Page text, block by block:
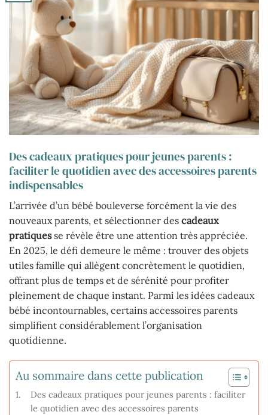
Des cadeaux pratiques pour jeunes parents :
faciliter le quotidien avec des accessoires parents
indispensables
L’arrivée d’un bébé bouleverse forcément la vie des
nouveaux parents, et sélectionner des cadeaux
pratiquesse révèle être une attention très appréciée.
En 2025, le défi demeure le même : trouver des objets
utiles famille qui allègent concrètement le quotidien,
offrant plus de temps et de sérénité pour profiter
pleinement de chaque instant. Parmi les idées cadeaux
bébé incontournables, certains accessoires parents
simplifient considérablement l’organisation
quotidienne.
Au sommaire dans cette publication
Des cadeaux pratiques pour jeunes parents : faciliter
le quotidien avec des accessoires parents